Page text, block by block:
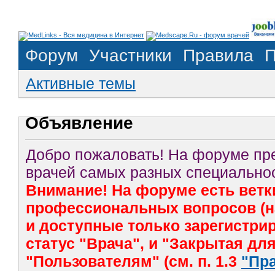
Форум Участники Правила
Активные темы
Объявление
Добро пожаловать! На форуме
врачей самых разных
Внимание! На форуме есть
профессиональных вопросов
и доступные только
статус "Врача", и "Закрытая
"Пользователям" (см. п. 1.3